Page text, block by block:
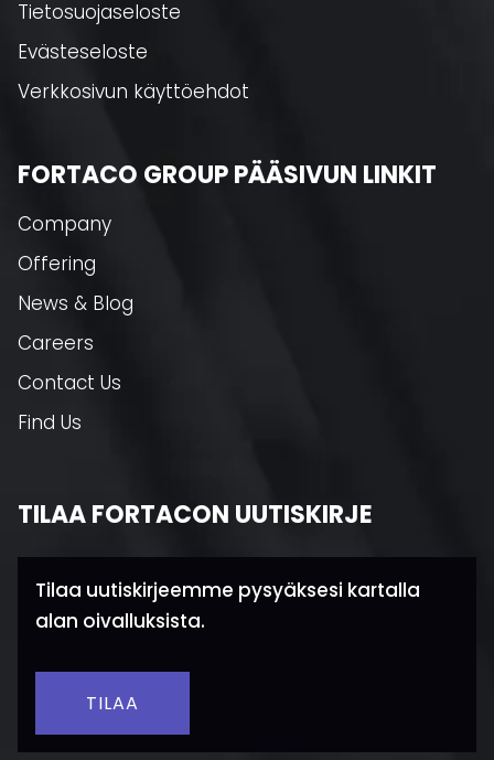
Tietosuojaseloste
Evästeseloste
Verkkosivun käyttöehdot
FORTACO GROUP PÄÄSIVUN LINKIT
Company
Offering
News & Blog
Careers
Contact Us
Find Us
TILAA FORTACON UUTISKIRJE
Tilaa uutiskirjeemme pysyäksesi kartalla
alan oivalluksista.
TILAA